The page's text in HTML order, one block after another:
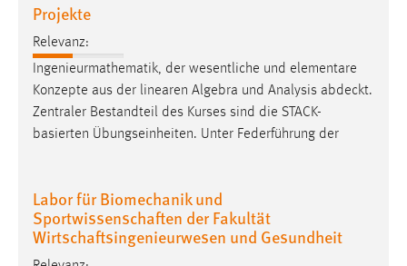
Projekte
Relevanz:
Ingenieurmathematik, der wesentliche und elementare
Konzepte aus der linearen Algebra und Analysis abdeckt.
Zentraler Bestandteil des Kurses sind die STACK-
basierten Übungseinheiten. Unter Federführung der
Labor für Biomechanik und
Sportwissenschaften der Fakultät
Wirtschaftsingenieurwesen und Gesundheit
Performance
Name:
Zweck:
Sprachpräferenz